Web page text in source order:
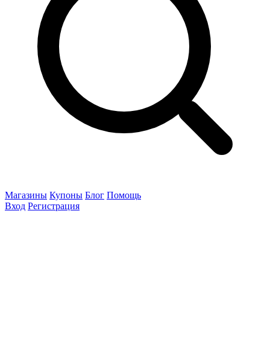
Магазины Купоны Блог Помощь
Вход Регистрация